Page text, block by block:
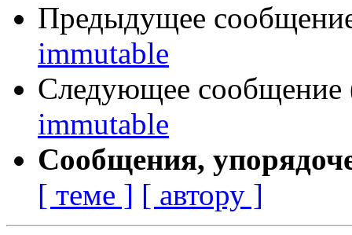
Предыдущее
immutable
Следующее сообщение
immutable
Сообщения,
[ теме ] [ автору ]